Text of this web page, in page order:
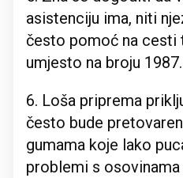
asistenciju ima, niti
često pomoć na cesti
umjesto na broju 1987.
6. Loša priprema
često bude
gumama koje lako
problemi s